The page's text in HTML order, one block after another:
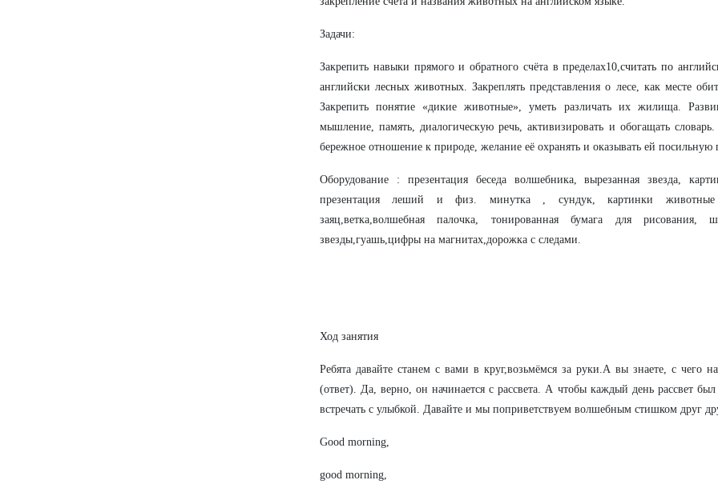
Задачи:
Закрепить навыки прямого и обратного счёта в пределах10,считать по
английски лесных животных. Закреплять представления о лесе, как месте
Закрепить понятие «дикие животные», уметь различать их жилища.
мышление, память, диалогическую речь, активизировать и обогащать
бережное отношение к природе, желание её охранять и оказывать ей
Оборудование : презентация беседа волшебника, вырезанная звезда,
презентация леший и физ. минутка , сундук, картинки
заяц,ветка,волшебная палочка, тонированная бумага для рисования,
звезды,гуашь,цифры на магнитах,дорожка с следами.
Ход занятия
Ребята давайте станем с вами в круг,возьмёмся за руки.А вы знаете, с чего
(ответ). Да, верно, он начинается с рассвета. А чтобы каждый день рассвет
встречать с улыбкой. Давайте и мы поприветствуем волшебным стишком друг
Good morning,
good morning,